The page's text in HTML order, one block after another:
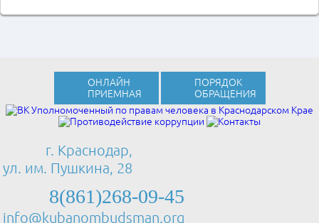
ОНЛАЙН
ПРИЕМНАЯ
ПОРЯДОК
ОБРАЩЕНИЯ
г. Краснодар,
ул. им. Пушкина, 28
8(861)268-09-45
info@kubanombudsman.org